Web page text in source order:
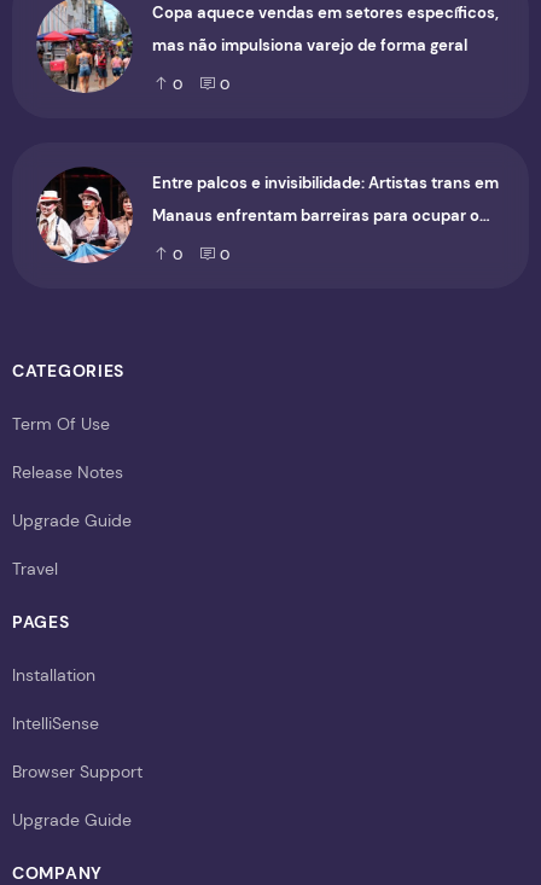
Copa aquece vendas em setores específicos,
mas não impulsiona varejo de forma geral
0 0
Entre palcos e invisibilidade: Artistas trans em
Manaus enfrentam barreiras para ocupar o
cenário cultural
0 0
CATEGORIES
Term Of Use
Release Notes
Upgrade Guide
Travel
PAGES
Installation
IntelliSense
Browser Support
Upgrade Guide
COMPANY